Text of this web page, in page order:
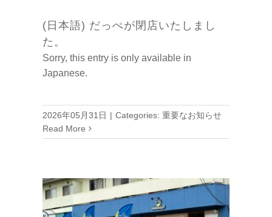
(日本語) だっぺが閉店いたしまし
た。
Sorry, this entry is only available in
Japanese.
2026年05月31日 | Categories: 重要なお知らせ
Read More